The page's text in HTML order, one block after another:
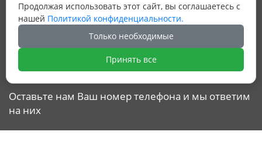

Адрес: офис 1515,650 NORTH XINGYUAN ROAD,
РАЙОН БЕЙТАН, УСИ, КИТАЙ.
ОСТАЛИСЬ ВОПРОСЫ?
Оставьте нам Ваш номер телефона и мы ответим
на них
Продолжая использовать этот сайт, вы соглашаетесь с
нашей Политикой конфиденциальности.
Только необходимые
Принять все